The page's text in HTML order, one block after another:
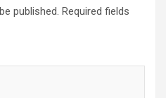
published. Required fields